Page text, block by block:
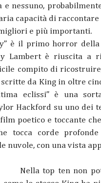
e nessuno,
capacità di
e più importanti.
è il primo horror
Lambert è riuscita a
compito di
da King in oltre
eclissi” è una
Hackford su uno dei
poetico e toccante
tocca corde
nuvole, con una vista
Nella top ten non